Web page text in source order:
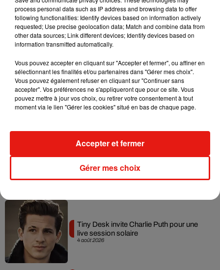
7 août 2026
Tayc et Didi B dévoilent le single le plus
dansant de l’année
7 août 2026
Angèle et Amélie Lens dévoilent leur
collaboration tant attendue
Benny Blanco invite Selena Gomez et
Becky G sur son nouveau single
4 août 2026
Tiny Desk invite Charlie Puth pour une
live session solaire
process personal data such as IP address and browsing data to offer
following functionalities: Identify devices based on information actively
requested; Use precise geolocation data; Match and combine data from
other data sources; Link different devices; Identify devices based on
information transmitted automatically.
Vous pouvez accepter en cliquant sur "Accepter et fermer", ou affiner en
sélectionnant les finalités et/ou partenaires dans "Gérer mes choix".
Vous pouvez également refuser en cliquant sur "Continuer sans
accepter". Vos préférences ne s'appliqueront que pour ce site. Vous
pouvez mettre à jour vos choix, ou retirer votre consentement à tout
moment via le lien "Gérer les cookies" situé en bas de chaque page.
Gérer mes choix
Accepter et fermer